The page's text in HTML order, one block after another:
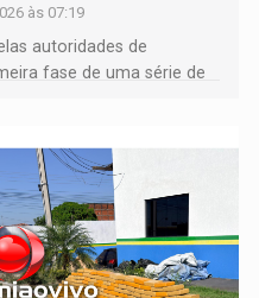
às 07:19
autoridades de
fase de uma série de